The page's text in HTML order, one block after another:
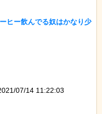
ヒー飲んでる奴はかなり少
07/14 11:22:03